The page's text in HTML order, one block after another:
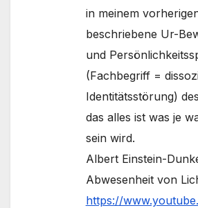
in meinem
beschriebene Ur-
und
(Fachbegriff =
Identitätsstörung)
das alles ist was je
sein wird.
Albert Einstein-
Abwesenheit von
https://